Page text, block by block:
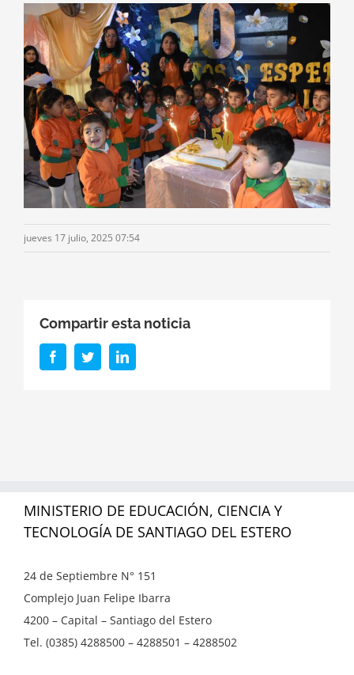
jueves 17 julio, 2025 07:54
Compartir esta noticia
FacebookTwitterLinkedIn
MINISTERIO DE EDUCACIÓN, CIENCIA Y
TECNOLOGÍA DE SANTIAGO DEL ESTERO
24 de Septiembre N° 151
Complejo Juan Felipe Ibarra
4200 – Capital – Santiago del Estero
Tel. (0385) 4288500 – 4288501 – 4288502